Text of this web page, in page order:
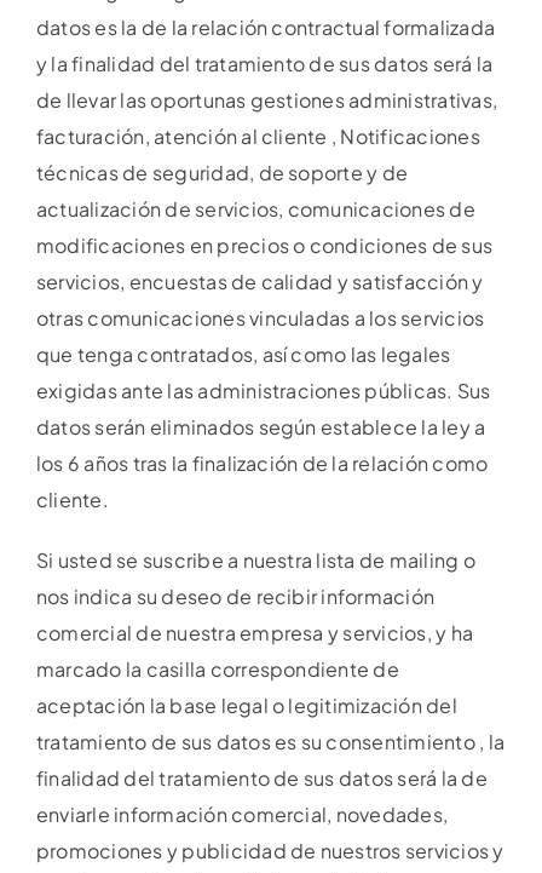
datos es la de la relación contractual formalizada
y la finalidad del tratamiento de sus datos será la
de llevar las oportunas gestiones administrativas,
facturación, atención al cliente , Notificaciones
técnicas de seguridad, de soporte y de
actualización de servicios, comunicaciones de
modificaciones en precios o condiciones de sus
servicios, encuestas de calidad y satisfacción y
otras comunicaciones vinculadas a los servicios
que tenga contratados, así como las legales
exigidas ante las administraciones públicas. Sus
datos serán eliminados según establece la ley a
los 6 años tras la finalización de la relación como
cliente.
Si usted se suscribe a nuestra lista de mailing o
nos indica su deseo de recibir información
comercial de nuestra empresa y servicios, y ha
marcado la casilla correspondiente de
aceptación la base legal o legitimización del
tratamiento de sus datos es su consentimiento , la
finalidad del tratamiento de sus datos será la de
enviarle información comercial, novedades,
promociones y publicidad de nuestros servicios y